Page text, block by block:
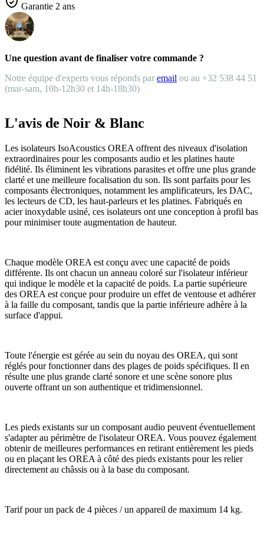
Garantie 2 ans
Une question avant de finaliser votre commande ?
Notre équipe d'experts vous réponds par email ou au +32 538 44 51
(mar-sam, 10h-12h30 et 14h-18h30)
L'avis de Noir & Blanc
Les isolateurs IsoAcoustics OREA offrent des niveaux d'isolation
extraordinaires pour les composants audio et les platines haute
fidélité. Ils éliminent les vibrations parasites et offre une plus grande
clarté et une meilleure focalisation du son. Ils sont parfaits pour les
composants électroniques, notamment les amplificateurs, les DAC,
les lecteurs de CD, les haut-parleurs et les platines. Fabriqués en
acier inoxydable usiné, ces isolateurs ont une conception à profil bas
pour minimiser toute augmentation de hauteur.
Chaque modèle OREA est conçu avec une capacité de poids
différente. Ils ont chacun un anneau coloré sur l'isolateur inférieur
qui indique le modèle et la capacité de poids. La partie supérieure
des OREA est conçue pour produire un effet de ventouse et adhérer
à la faille du composant, tandis que la partie inférieure adhère à la
surface d'appui.
Toute l'énergie est gérée au sein du noyau des OREA, qui sont
réglés pour fonctionner dans des plages de poids spécifiques. Il en
résulte une plus grande clarté sonore et une scène sonore plus
ouverte offrant un son authentique et tridimensionnel.
Les pieds existants sur un composant audio peuvent éventuellement
s'adapter au périmètre de l'isolateur OREA. Vous pouvez également
obtenir de meilleures performances en retirant entièrement les pieds
ou en plaçant les OREA à côté des pieds existants pour les relier
directement au châssis ou à la base du composant.
Tarif pour un pack de 4 pièces / un appareil de maximum 14 kg.